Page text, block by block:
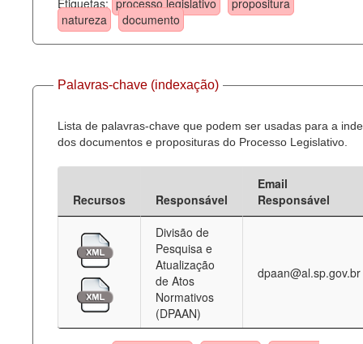
natureza
documento
Palavras-chave (indexação)
Lista de palavras-chave que podem ser usadas para a
dos documentos e proposituras do Processo Legislativo.
Recursos Responsável
Email
Responsável
Divisão de
Pesquisa e
Atualização
de Atos
Normativos
(DPAAN)
dpaan@al.sp.gov.br